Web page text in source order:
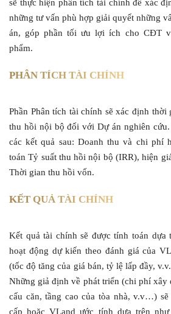
sẽ thực hiện phân tích tài chính để xác
những tư vấn phù hợp giải quyết những
án, góp phần tối ưu lợi ích cho CĐT
phẩm.
PHÂN TÍCH TÀI CHÍNH
Phần Phân tích tài chính sẽ xác định
thu hồi nội bộ đối với Dự án nghiên
các kết quả sau: Doanh thu và chi phí
toán Tỷ suất thu hồi nội bộ (IRR), hiện
Thời gian thu hồi vốn.
KẾT QUẢ TÀI CHÍNH
Kết quả tài chính sẽ được tính toán dựa
hoạt động dự kiến theo đánh giá của
(tốc độ tăng của giá bán, tỷ lệ lấp đầy,
Những giả định về phát triển (chi phí
cấu căn, tầng cao của tòa nhà, v.v…)
cấp hoặc VLand ước tính dựa trên